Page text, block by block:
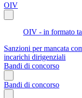
OIV
OIV - in formato
Sanzioni per mancata
incarichi dirigenziali
Bandi di concorso
Bandi di concorso